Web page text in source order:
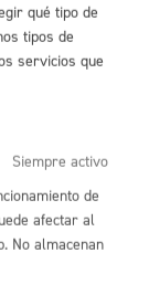
con certificado
qué tipo de
tipos de
servicios que
Siempre activo
de
afectar al
No almacenan